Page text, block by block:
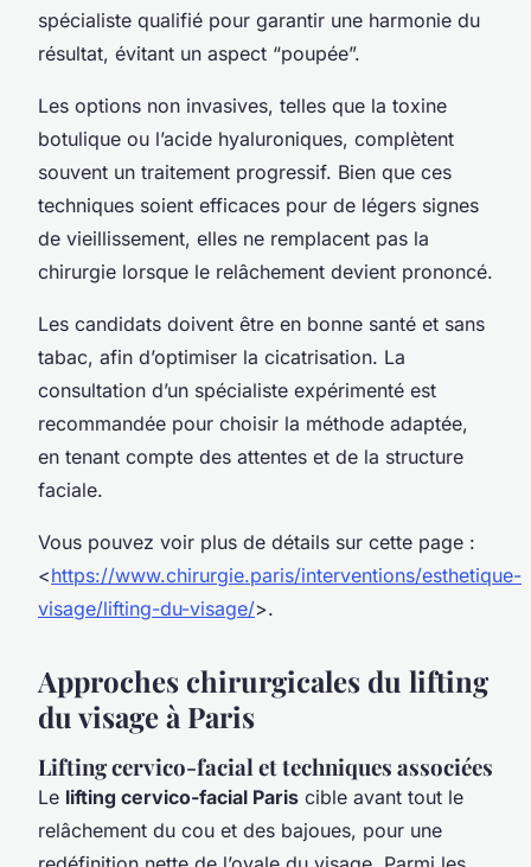
spécialiste qualifié pour garantir une harmonie du
résultat, évitant un aspect “poupée”.
Les options non invasives, telles que la toxine
botulique ou l’acide hyaluroniques, complètent
souvent un traitement progressif. Bien que ces
techniques soient efficaces pour de légers signes
de vieillissement, elles ne remplacent pas la
chirurgie lorsque le relâchement devient prononcé.
Les candidats doivent être en bonne santé et sans
tabac, afin d’optimiser la cicatrisation. La
consultation d’un spécialiste expérimenté est
recommandée pour choisir la méthode adaptée,
en tenant compte des attentes et de la structure
faciale.
Vous pouvez voir plus de détails sur cette page :
<https://www.chirurgie.paris/interventions/esthetique-
visage/lifting-du-visage/>.
Approches chirurgicales du lifting
du visage à Paris
Lifting cervico-facial et techniques associées
Le lifting cervico-facial Paris cible avant tout le
relâchement du cou et des bajoues, pour une